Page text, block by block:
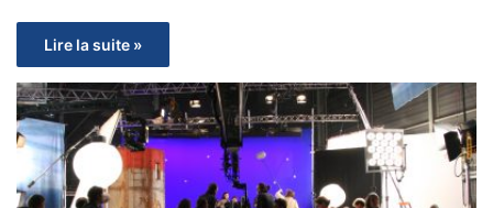
Lire la suite »